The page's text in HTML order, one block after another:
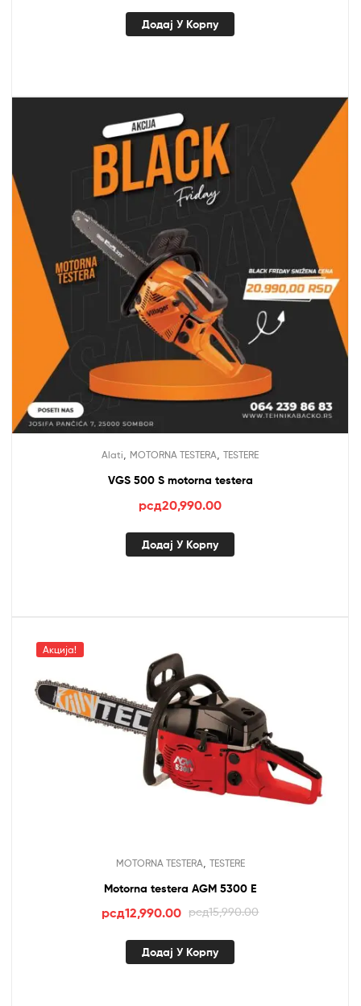
Додај У Корпу
Alati MOTORNA TESTERA TESTERE
VGS 500 S motorna testera
рсд20,990.00
Додај У Корпу
Акција!
MOTORNA TESTERA TESTERE
Motorna testera AGM 5300 E
рсд15,990.00
Оригинална
је
рсд12,990.00Тренутна
је:
Додај У Корпу